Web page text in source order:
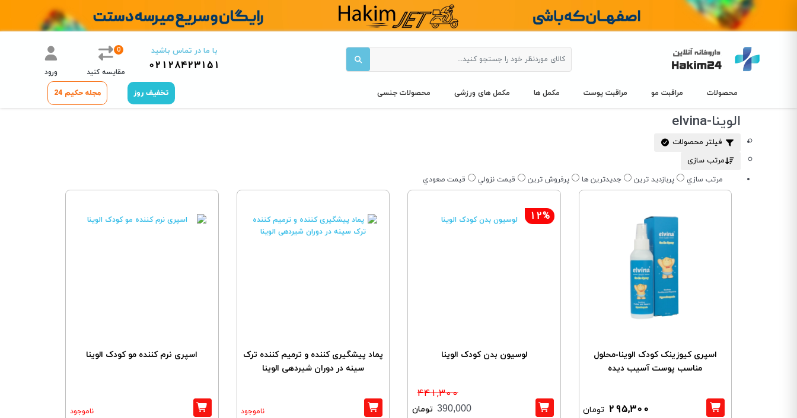
با ما در تماس باشید
02128423151
0
مقایسه کنید ورود
محصولات مراقبت مو مراقبت پوست مکمل ها مکمل های ورزشی محصولات جنسی تخفیف روز مجله حکیم 24
الوینا-elvina
فیلتر محصولات
مرتب سازی
مرتب سازي
پربازديد ترين جديدترين ها پرفروش ترين قيمت نزولي قيمت صعودي
اسپری کیوزینک کودک الوینا-محلول
مناسب پوست آسیب دیده
295,300 تومان
12%
لوسیون بدن کودک الوینا
441,300
390,000 تومان
پماد پیشگیری کننده و ترمیم کننده ترک
سینه در دوران شیردهی الوینا
ناموجود
اسپری نرم کننده مو کودک الوینا
ناموجود